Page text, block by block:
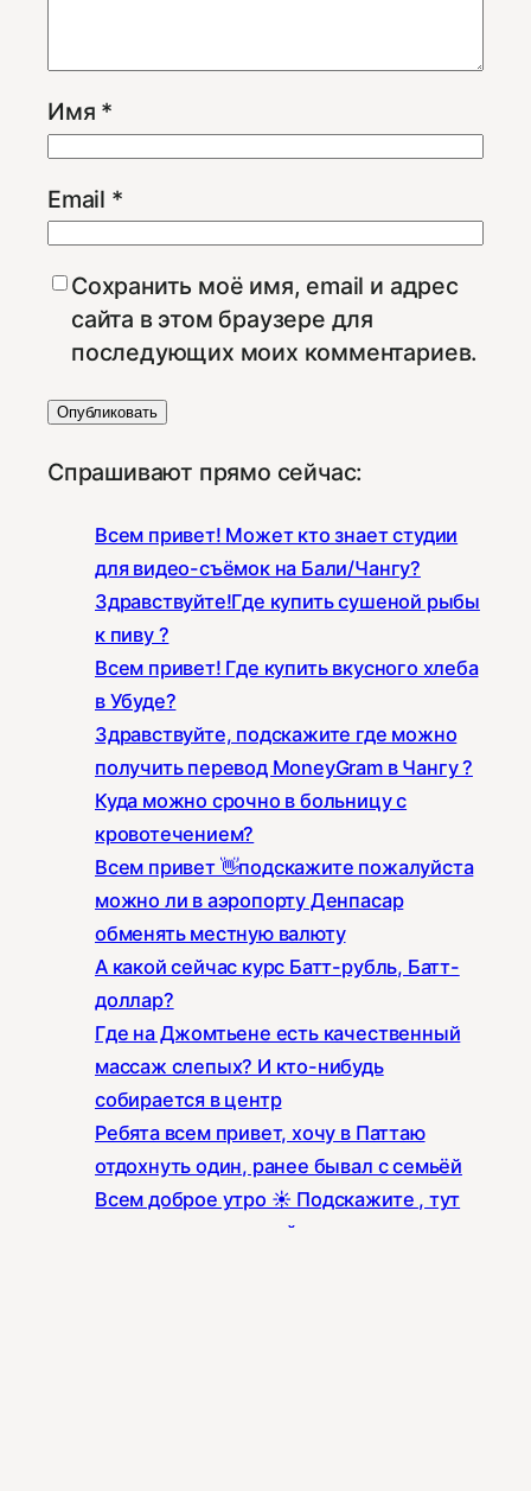
Имя *
Email *
Сохранить моё имя, email и адрес
сайта в этом браузере для
последующих моих комментариев.
Спрашивают прямо сейчас:
Всем привет! Может кто знает студии
для видео-съёмок на Бали/Чангу?
Здравствуйте!Где купить сушеной рыбы
к пиву ?
Всем привет! Где купить вкусного хлеба
в Убуде?
Здравствуйте, подскажите где можно
получить перевод MoneyGram в Чангу ?
Куда можно срочно в больницу с
кровотечением?
Всем привет 👋подскажите пожалуйста
можно ли в аэропорту Денпасар
обменять местную валюту
А какой сейчас курс Батт-рубль, Батт-
доллар?
Где на Джомтьене есть качественный
массаж слепых? И кто-нибудь
собирается в центр
Ребята всем привет, хочу в Паттаю
отдохнуть один, ранее бывал с семьёй
Всем доброе утро ☀️ Подскажите , тут
есть контакты людей , которые